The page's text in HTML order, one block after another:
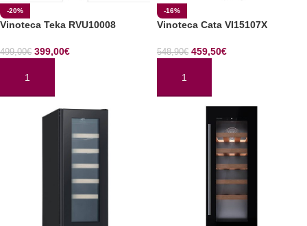
-20%
Vinoteca Teka RVU10008
499,00€ 399,00€
AÑADIR AL CARRITO
-16%
Vinoteca Cata VI15107X
548,90€ 459,50€
AÑADIR AL CARRITO